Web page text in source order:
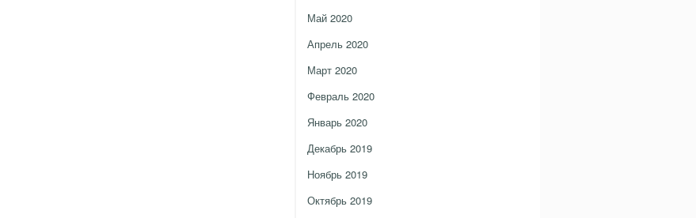
Май 2020
Апрель 2020
Март 2020
Февраль 2020
Январь 2020
Декабрь 2019
Ноябрь 2019
Октябрь 2019